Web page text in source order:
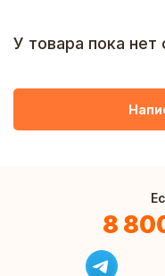
У товара пока нет
8